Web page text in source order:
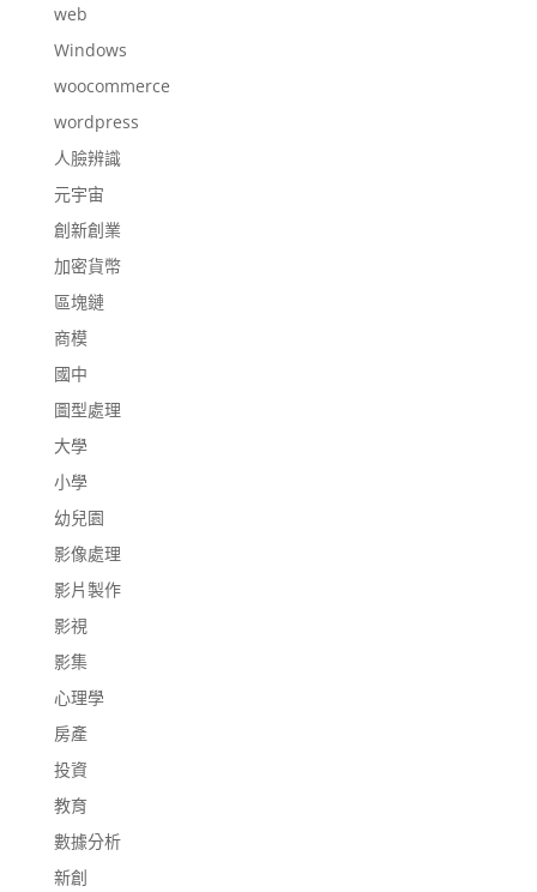
web
Windows
woocommerce
wordpress
人臉辨識
元宇宙
創新創業
加密貨幣
區塊鏈
商模
國中
圖型處理
大學
小學
幼兒園
影像處理
影片製作
影視
影集
心理學
房產
投資
教育
數據分析
新創